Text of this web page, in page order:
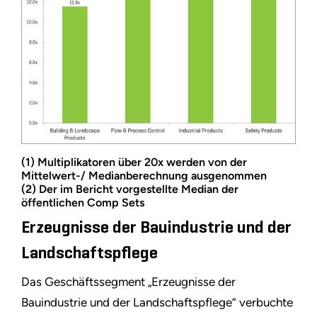
(1) Multiplikatoren über 20x werden von der
Mittelwert-/ Medianberechnung ausgenommen
(2) Der im Bericht vorgestellte Median der
öffentlichen Comp Sets
Erzeugnisse der Bauindustrie und der
Landschaftspflege
Das Geschäftssegment „Erzeugnisse der
Bauindustrie und der Landschaftspflege” verbuchte